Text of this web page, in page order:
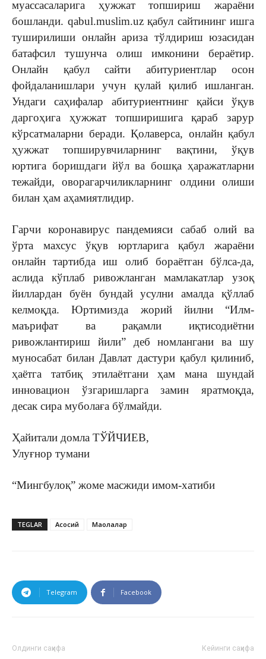
муассасаларига ҳужжат топшириш жараёни
бошланди. qabul.muslim.uz қабул сайтининг ишга
туширилиши онлайн ариза тўлдириш юзасидан
батафсил тушунча олиш имконини бераётир.
Онлайн қабул сайти абитуриентлар осон
фойдаланишлари учун қулай қилиб ишланган.
Ундаги саҳифалар абитуриентнинг қайси ўқув
даргоҳига ҳужжат топширишига қараб зарур
кўрсатмаларни беради. Қолаверса, онлайн қабул
ҳужжат топширувчиларнинг вақтини, ўқув
юртига боришдаги йўл ва бошқа ҳаражатларни
тежайди, оворагарчиликларнинг олдини олиши
билан ҳам аҳамиятлидир.
Гарчи коронавирус пандемияси сабаб олий ва
ўрта махсус ўқув юртларига қабул жараёни
онлайн тартибда иш олиб бораётган бўлса-да,
аслида кўплаб ривожланган мамлакатлар узоқ
йиллардан буён бундай усулни амалда қўллаб
келмоқда. Юртимизда жорий йилни “Илм-
маърифат ва рақамли иқтисодиётни
ривожлантириш йили” деб номлангани ва шу
муносабат билан Давлат дастури қабул қилиниб,
ҳаётга татбиқ этилаётгани ҳам мана шундай
инновацион ўзгаришларга замин яратмоқда,
десак сира муболаға бўлмайди.
Ҳайитали домла ТЎЙЧИЕВ,
Улуғнор тумани
“Мингбулоқ” жоме масжиди имом-хатиби
TEGLAR Асосий Мақолалар
Telegram Facebook
Олдинги саҳифа Кейинги саҳифа